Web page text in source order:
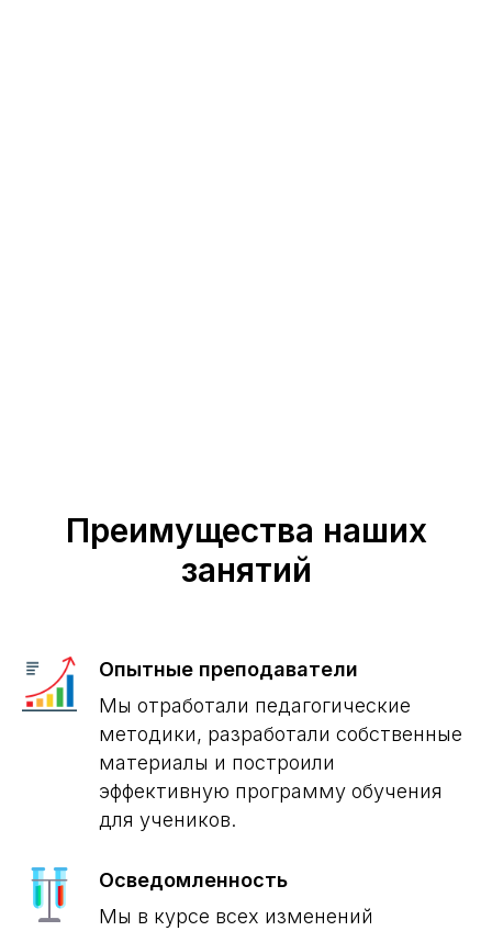
Преимущества наших
занятий
Опытные преподаватели
Мы отработали педагогические
методики, разработали собственные
материалы и построили
эффективную программу обучения
для учеников.
Осведомленность
Мы в курсе всех изменений